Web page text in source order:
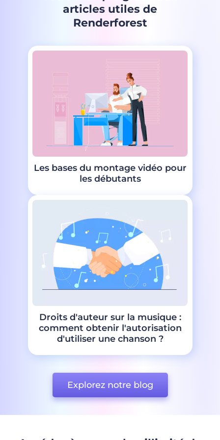
articles utiles de
Renderforest
Les bases du montage vidéo pour
les débutants
Droits d'auteur sur la musique :
comment obtenir l'autorisation
d'utiliser une chanson ?
Explorez notre blog